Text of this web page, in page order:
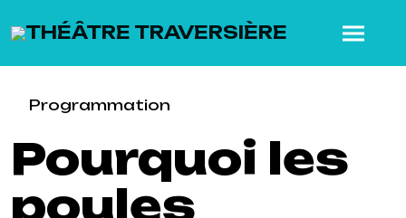
Programmation
Pourquoi les
poules